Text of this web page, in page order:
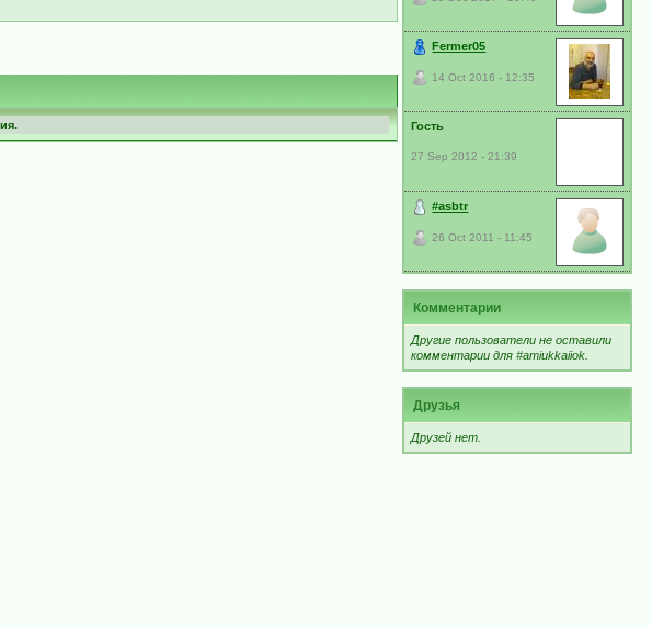
Fermer05
14 Oct 2016 - 12:35
Гость
27 Sep 2012 - 21:39
#asbtr
26 Oct 2011 - 11:45
Комментарии
Другие пользователи не оставили
комментарии для #amiukkaiiok.
Друзья
Друзей нет.